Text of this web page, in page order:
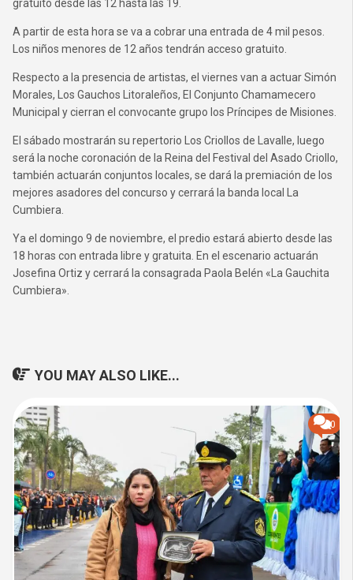
gratuito desde las 12 hasta las 19.
A partir de esta hora se va a cobrar una entrada de 4 mil pesos.
Los niños menores de 12 años tendrán acceso gratuito.
Respecto a la presencia de artistas, el viernes van a actuar Simón
Morales, Los Gauchos Litoraleños, El Conjunto Chamamecero
Municipal y cierran el convocante grupo los Príncipes de Misiones.
El sábado mostrarán su repertorio Los Criollos de Lavalle, luego
será la noche coronación de la Reina del Festival del Asado Criollo,
también actuarán conjuntos locales, se dará la premiación de los
mejores asadores del concurso y cerrará la banda local La
Cumbiera.
Ya el domingo 9 de noviembre, el predio estará abierto desde las
18 horas con entrada libre y gratuita. En el escenario actuarán
Josefina Ortiz y cerrará la consagrada Paola Belén «La Gauchita
Cumbiera».
YOU MAY ALSO LIKE...
0